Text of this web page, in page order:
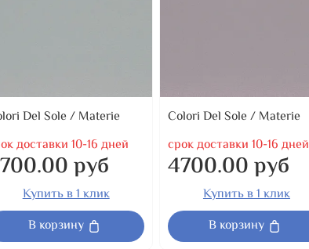
Del Sole / Materie
доставки 10-16 дней
руб
Купить в 1 клик
В корзину
Colori Del Sole / Materie
срок доставки 10-16 дней
4700.00 руб
Купить в 1 клик
В корзину